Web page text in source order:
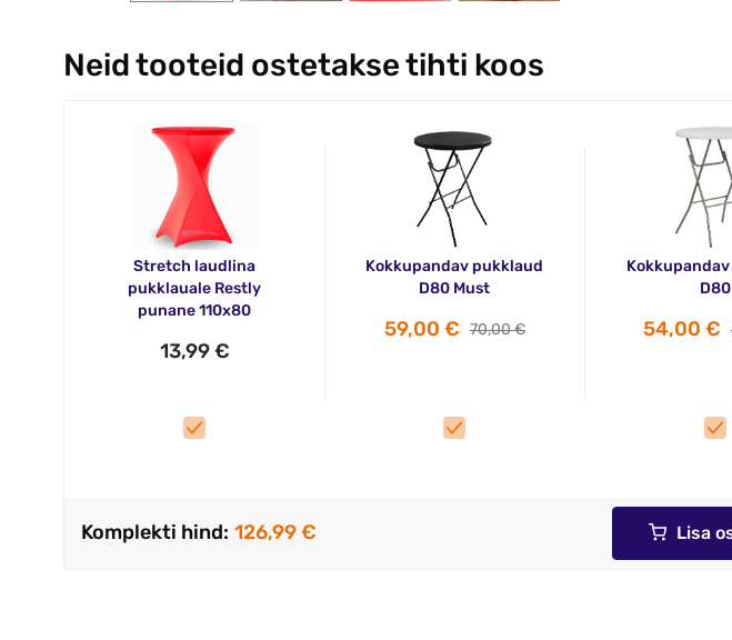
Neid tooteid ostetakse tihti koos
Stretch laudlina
pukklauale Restly
punane 110x80
13,99 €
Kokkupandav pukklaud
D80 Must
59,00 € 70,00 €
D80
54,00 €
Komplekti hind: 126,99 € Lisa